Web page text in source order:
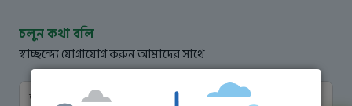
চলুন কথা বলি
স্বাচ্ছন্দ্যে যোগাযোগ করুন আমাদের সাথে
আপনার নাম